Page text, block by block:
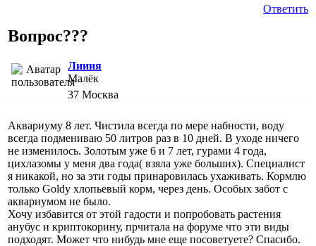
Ответить
Вопрос???
Лииия
Малёк
37 Москва
Аквариуму 8 лет. Чистила всегда по мере набности, воду
всегда подмениваю 50 литров раз в 10 дней. В уходе ничего
не изменилось. Золотым уже 6 и 7 лет, гурами 4 года,
цихлазомы у меня два года( взяла уже больших). Специалист
я никакой, но за эти годы принаровилась ухаживать. Кормлю
только Goldy хлопьевый корм, через день. Особых забот с
аквариумом не было.
Хочу избавится от этой гадости и попробовать растения
анубус и криптокорину, прчитала на форуме что эти виды
подходят. Может что нибудь мне еще посоветуете? Спасибо.